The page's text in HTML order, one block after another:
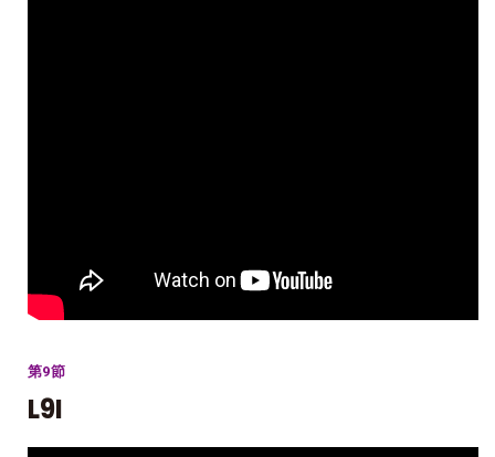
第9節
L9I